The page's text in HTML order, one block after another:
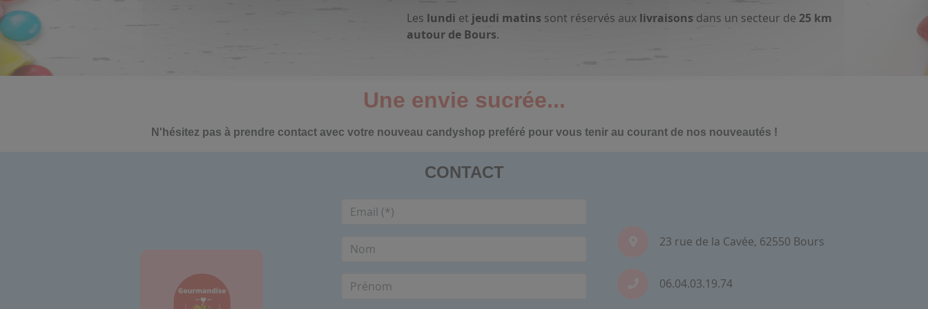
Les lundi et jeudi matins sont réservés aux livraisons dans un secteur de 25 km
autour de Bours.
Une envie sucrée...
N'hésitez pas à prendre contact avec votre nouveau candyshop preféré pour vous tenir au courant de nos nouveautés !
CONTACT
23 rue de la Cavée, 62550 Bours
06.04.03.19.74